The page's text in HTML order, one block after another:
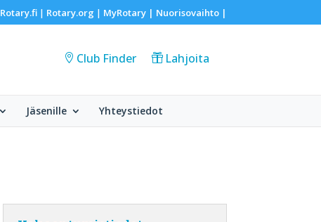
Rotary.fi| Rotary.org | MyRotary | Nuorisovaihto|
Club Finder Lahjoita
Jäsenille Yhteystiedot